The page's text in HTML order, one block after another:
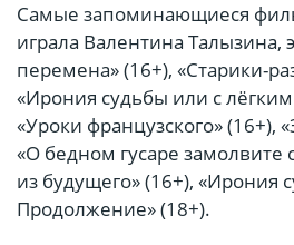
Самые запоминающиеся
играла Валентина Талызина,
перемена» (16+), «Старики-
«Ирония судьбы или с
«Уроки французского» (16+),
«О бедном гусаре замолвите
из будущего» (16+), «Ирония
Продолжение» (18+).